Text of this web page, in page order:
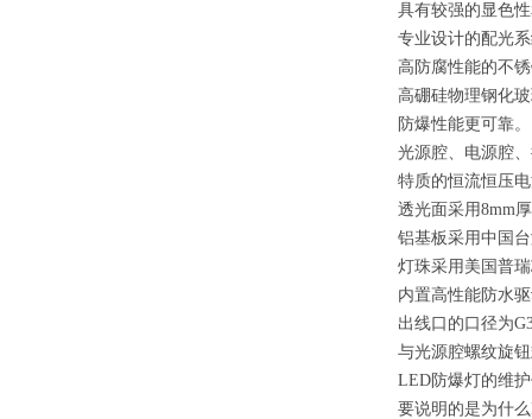
具有较强的显色
专业设计的配光
高防腐性能的不
高硼硅物理钢化
防爆性能更可靠。
光源腔、电源腔
特质的恒流恒压
透光面采用8mm
铝基板采用中国
灯珠采用美国普
内置高性能防水
出线口的口径为
与光源腔螺纹旋
LED防爆灯的维
要说明的是为什